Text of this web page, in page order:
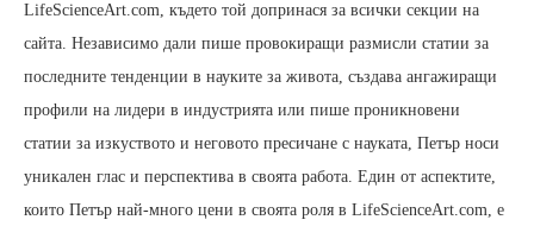
LifeScienceArt.com, където той допринася за всички секции на
сайта. Независимо дали пише провокиращи размисли статии за
последните тенденции в науките за живота, създава ангажиращи
профили на лидери в индустрията или пише проникновени
статии за изкуството и неговото пресичане с науката, Петър носи
уникален глас и перспектива в своята работа. Един от аспектите,
които Петър най-много цени в своята роля в LifeScienceArt.com, е